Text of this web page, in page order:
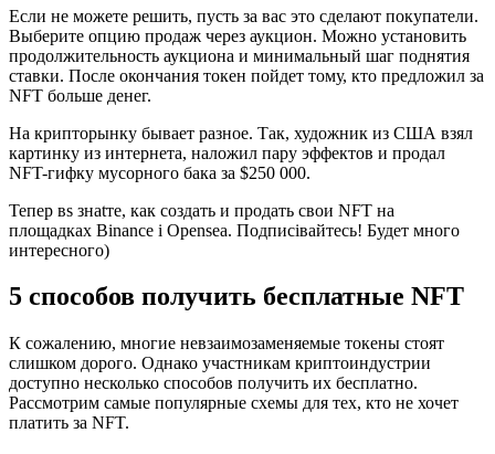
Если не можете решить, пусть за вас это сделают покупатели.
Выберите опцию продаж через аукцион. Можно установить
продолжительность аукциона и минимальный шаг поднятия
ставки. После окончания токен пойдет тому, кто предложил за
NFT больше денег.
На крипторынку бывает разное. Так, художник из США взял
картинку из интернета, наложил пару эффектов и продал
NFT-гифку мусорного бака за $250 000.
Тепер вs знаtте, как создать и продать свои NFT на
площадках Binance і Opensea. Подписівайтесь! Будет много
интересного)
5 способов получить бесплатные NFT
К сожалению, многие невзаимозаменяемые токены стоят
слишком дорого. Однако участникам криптоиндустрии
доступно несколько способов получить их бесплатно.
Рассмотрим самые популярные схемы для тех, кто не хочет
платить за NFT.